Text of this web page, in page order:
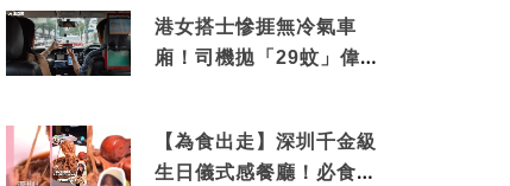
港女搭士慘捱無冷氣車
廂！司機拋「29蚊」偉論
【為食出走】深圳千金級
生日儀式感餐廳！必食失